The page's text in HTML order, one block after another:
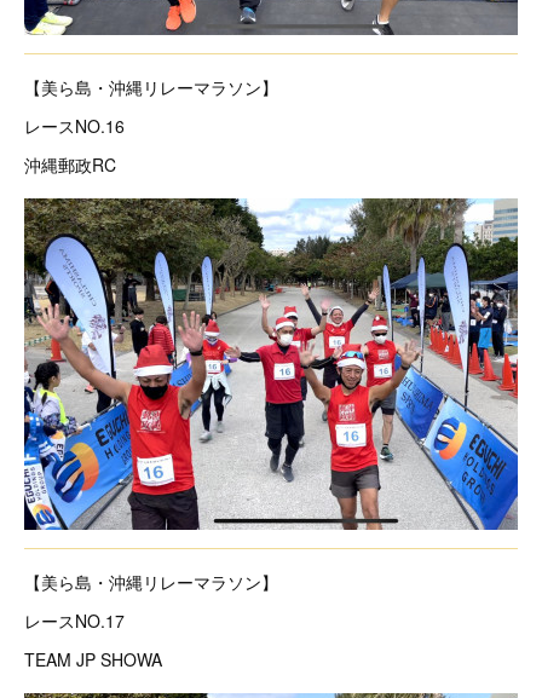
【美ら島・沖縄リレーマラソン】
レースNO.16
沖縄郵政RC
【美ら島・沖縄リレーマラソン】
レースNO.17
TEAM JP SHOWA